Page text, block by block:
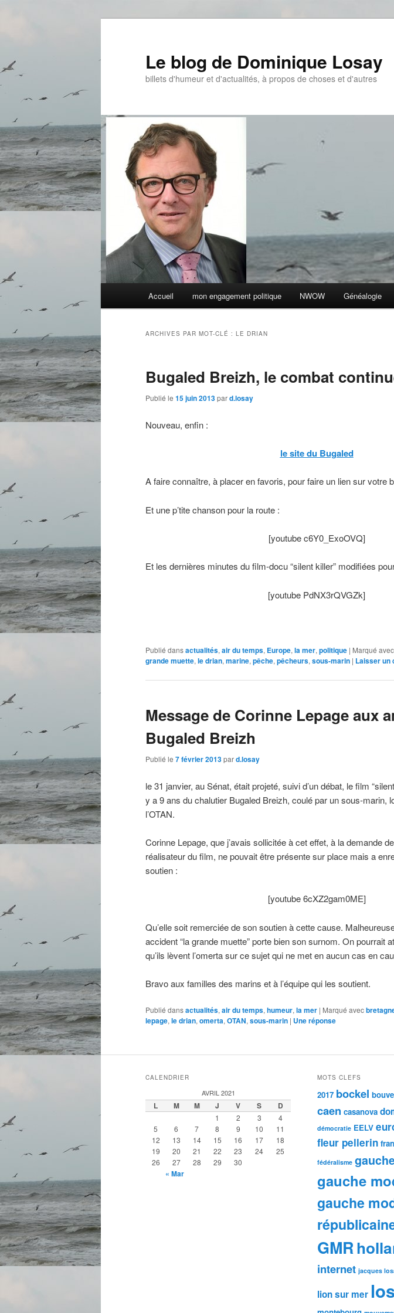
Le blog de Dominique Losay
billets d'humeur et d'actualités, à propos de choses et d'autres
Accueil mon engagement politique NWOW Généalogie
ARCHIVES PAR MOT-CLÉ : LE DRIAN
Bugaled Breizh, le combat
Publié le 15 juin 2013pard.losay
Nouveau, enfin :
le site du Bugaled
A faire connaître, à placer en favoris, pour faire un lien sur votre
Et une p’tite chanson pour la route :
[youtube c6Y0_ExoOVQ]
Et les dernières minutes du film-docu “silent killer” modifiées
[youtube PdNX3rQVGZk]
Publié dansactualités, air du temps, Europe, la mer, politique | Marqué avec
grande muette, le drian, marine, pêche, pêcheurs, sous-marin | Laisser un
Message de Corinne Lepage aux
Bugaled Breizh
Publié le 7 février 2013pard.losay
le 31 janvier, au Sénat, était projeté, suivi d’un débat, le film
y a 9 ans du chalutier Bugaled Breizh, coulé par un sous-marin,
l’OTAN.
Corinne Lepage, que j’avais sollicitée à cet effet, à la demande
réalisateur du film, ne pouvait être présente sur place mais a
soutien :
[youtube 6cXZ2gam0ME]
Qu’elle soit remerciée de son soutien à cette cause.
accident “la grande muette” porte bien son surnom. On pourrait
qu’ils lèvent l’omerta sur ce sujet qui ne met en aucun cas en
Bravo aux familles des marins et à l’équipe qui les soutient.
Publié dansactualités, air du temps, humeur, la mer | Marqué avec
lepage, le drian, omerta, OTAN, sous-marin | Uneréponse
CALENDRIER
AVRIL 2021
L M M J V S D
1 2 3
4
5
6 7 8 9 10
11
12
13 14 15 16 17
18
19
20 21 22 23 24
25
26
27 28 29 30
« Mar
MOTS CLEFS
2017 bockel
caen casanova
démocratie EELV
fleur pellerin
fédéralisme
gauche
gauche
GMR
internet jacques
lion sur mer